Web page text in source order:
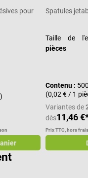
pour
Spatules
Taille de
pièces
Contenu :
(0,02 € / 1
Variantes de
dès11,46
Prix TTC, hors